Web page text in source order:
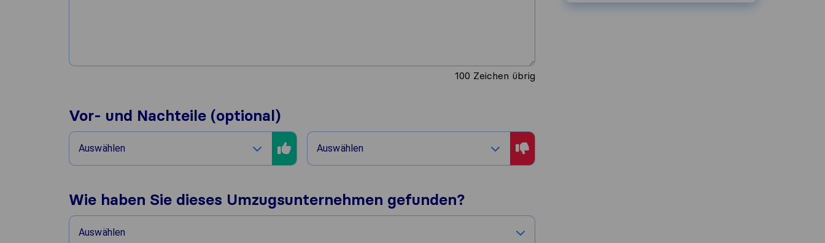
100 Zeichen übrig
Vor- und Nachteile (optional)
Auswählen Auswählen
Wie haben Sie dieses Umzugsunternehmen gefunden?
Auswählen